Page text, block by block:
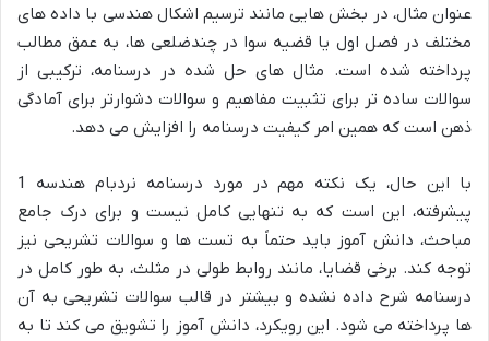
عنوان مثال، در بخش هایی مانند ترسیم اشکال هندسی با داده های
مختلف در فصل اول یا قضیه سوا در چندضلعی ها، به عمق مطالب
پرداخته شده است. مثال های حل شده در درسنامه، ترکیبی از
سوالات ساده تر برای تثبیت مفاهیم و سوالات دشوارتر برای آمادگی
ذهن است که همین امر کیفیت درسنامه را افزایش می دهد.
با این حال، یک نکته مهم در مورد درسنامه نردبام هندسه 1
پیشرفته، این است که به تنهایی کامل نیست و برای درک جامع
مباحث، دانش آموز باید حتماً به تست ها و سوالات تشریحی نیز
توجه کند. برخی قضایا، مانند روابط طولی در مثلث، به طور کامل در
درسنامه شرح داده نشده و بیشتر در قالب سوالات تشریحی به آن
ها پرداخته می شود. این رویکرد، دانش آموز را تشویق می کند تا به